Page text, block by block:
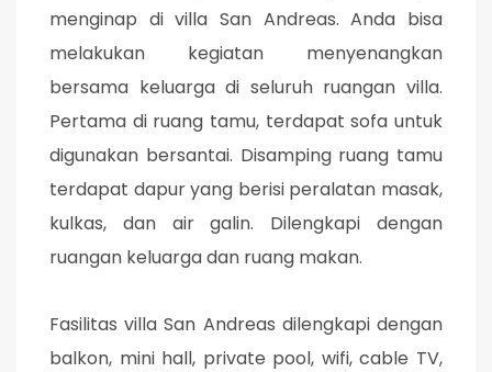
menginap di villa San Andreas. Anda bisa
melakukan kegiatan menyenangkan
bersama keluarga di seluruh ruangan villa.
Pertama di ruang tamu, terdapat sofa untuk
digunakan bersantai. Disamping ruang tamu
terdapat dapur yang berisi peralatan masak,
kulkas, dan air galin. Dilengkapi dengan
ruangan keluarga dan ruang makan.
Fasilitas villa San Andreas dilengkapi dengan
balkon, mini hall, private pool, wifi, cable TV,